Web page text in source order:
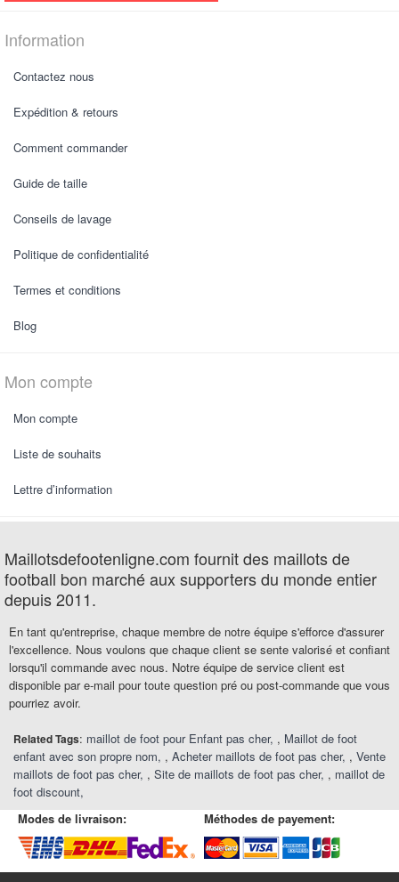
Information
Contactez nous
Expédition & retours
Comment commander
Guide de taille
Conseils de lavage
Politique de confidentialité
Termes et conditions
Blog
Mon compte
Mon compte
Liste de souhaits
Lettre d’information
Maillotsdefootenligne.com fournit des maillots de
football bon marché aux supporters du monde entier
depuis 2011.
En tant qu'entreprise, chaque membre de notre équipe s'efforce d'assurer
l'excellence. Nous voulons que chaque client se sente valorisé et confiant
lorsqu'il commande avec nous. Notre équipe de service client est
disponible par e-mail pour toute question pré ou post-commande que vous
pourriez avoir.
Related Tags: maillot de foot pour Enfant pas cher , Maillot de foot
enfant avec son propre nom , Acheter maillots de foot pas cher , Vente
maillots de foot pas cher , Site de maillots de foot pas cher , maillot de
foot discount
Modes de livraison:
Méthodes de payement: